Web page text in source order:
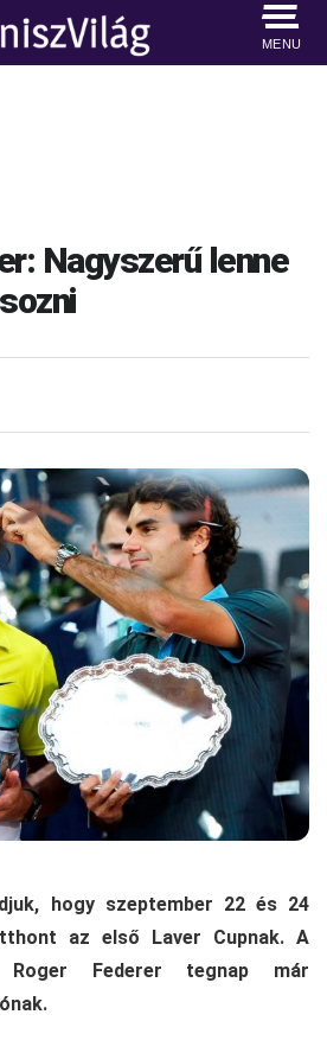
MENU
Nagyszerű lenne
hogy szeptember 22 és 24
az első Laver Cupnak. A
Roger Federer tegnap már